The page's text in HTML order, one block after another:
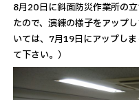
8月20日に斜面防災作業所の
たので、演練の様子をアップ
いては、7月19日にアップし
て下さい。）